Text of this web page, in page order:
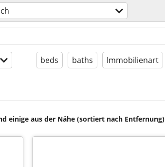
beds baths Immobilienart
einige aus der Nähe (sortiert nach Entfernung)